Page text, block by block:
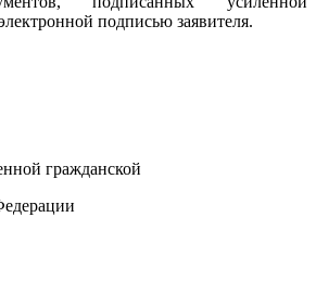
подписью заявителя.
гражданской